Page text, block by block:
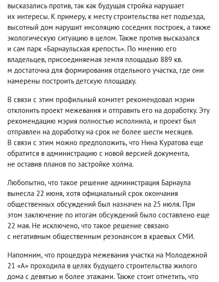
высказались против, так как будущая стройка нарушает
их интересы. К примеру, к месту строительства нет подъезда,
высотный дом нарушит инсоляцию соседних построек, а также
экологическую ситуацию в целом. Также против высказался
и сам парк «Барнаульская крепость». По мнению его
владельцев, присоединяемая земля площадью 889 кв.
м достаточна для формирования отдельного участка, где они
намерены построить детскую площадку.
В связи с этим профильный комитет рекомендовал мэрии
отклонить проект межевания и отправить его на доработку. Эту
рекомендацию мэрия полностью исполнила, и проект был
отправлен на доработку на срок не более шести месяцев.
В связи с этим можно предположить, что Нина Куратова еще
обратится в администрацию с новой версией документа,
не оставив планов по застройке холма.
Любопытно, что такое решение администрация Барнаула
вынесла 22 июня, хотя официальный срок окончания
общественных обсуждений был назначен на 25 июля. При
этом заключение по итогам обсуждений было составлено еще
22 мая. Не исключено, что такое решение связано
с негативным общественным резонансом в краевых СМИ.
Напомним, что процедура межевания участка на Молодежной
21 «А» проходила в целях будущего строительства жилого
дома с девятью и более этажами. Также стоит отметить, что